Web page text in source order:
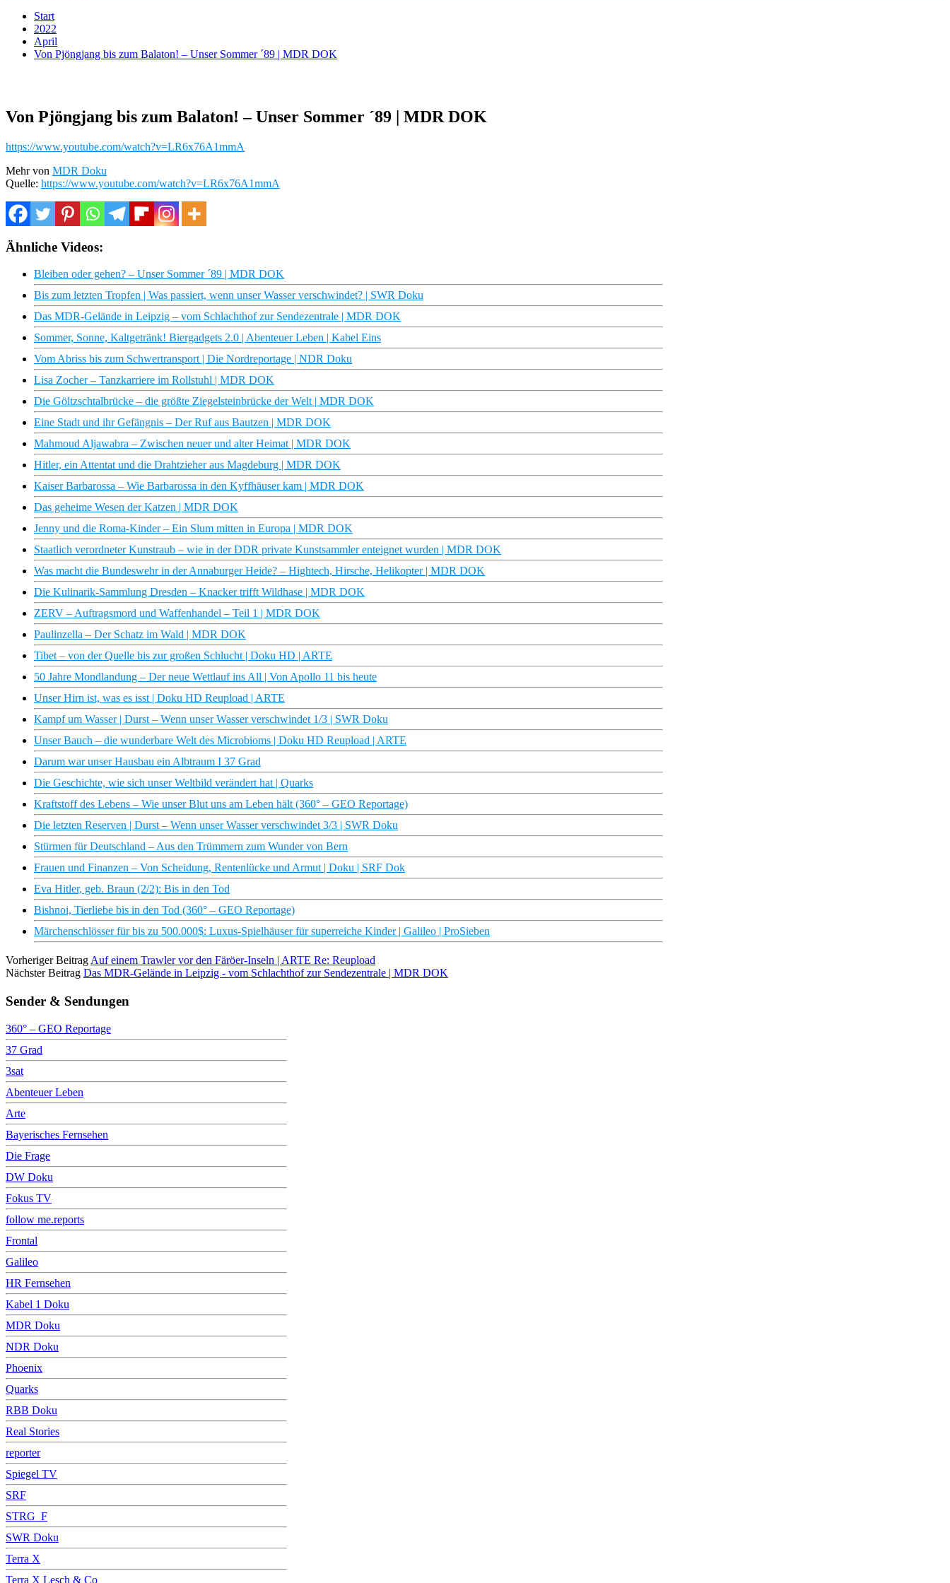
Start
2022
April
Von Pjöngjang bis zum Balaton! – Unser Sommer ´89 | MDR DOK
Von Pjöngjang bis zum Balaton! – Unser Sommer ´89 | MDR DOK
https://www.youtube.com/watch?v=LR6x76A1mmA
Mehr von MDR Doku
Quelle: https://www.youtube.com/watch?v=LR6x76A1mmA
Ähnliche Videos:
Bleiben oder gehen? – Unser Sommer ´89 | MDR DOK
Bis zum letzten Tropfen | Was passiert, wenn unser Wasser verschwindet? | SWR Doku
Das MDR-Gelände in Leipzig – vom Schlachthof zur Sendezentrale | MDR DOK
Sommer, Sonne, Kaltgetränk! Biergadgets 2.0 | Abenteuer Leben | Kabel Eins
Vom Abriss bis zum Schwertransport | Die Nordreportage | NDR Doku
Lisa Zocher – Tanzkarriere im Rollstuhl | MDR DOK
Die Göltzschtalbrücke – die größte Ziegelsteinbrücke der Welt | MDR DOK
Eine Stadt und ihr Gefängnis – Der Ruf aus Bautzen | MDR DOK
Mahmoud Aljawabra – Zwischen neuer und alter Heimat | MDR DOK
Hitler, ein Attentat und die Drahtzieher aus Magdeburg | MDR DOK
Kaiser Barbarossa – Wie Barbarossa in den Kyffhäuser kam | MDR DOK
Das geheime Wesen der Katzen | MDR DOK
Jenny und die Roma-Kinder – Ein Slum mitten in Europa | MDR DOK
Staatlich verordneter Kunstraub – wie in der DDR private Kunstsammler enteignet wurden | MDR DOK
Was macht die Bundeswehr in der Annaburger Heide? – Hightech, Hirsche, Helikopter | MDR DOK
Die Kulinarik-Sammlung Dresden – Knacker trifft Wildhase | MDR DOK
ZERV – Auftragsmord und Waffenhandel – Teil 1 | MDR DOK
Paulinzella – Der Schatz im Wald | MDR DOK
Tibet – von der Quelle bis zur großen Schlucht | Doku HD | ARTE
50 Jahre Mondlandung – Der neue Wettlauf ins All | Von Apollo 11 bis heute
Unser Hirn ist, was es isst | Doku HD Reupload | ARTE
Kampf um Wasser | Durst – Wenn unser Wasser verschwindet 1/3 | SWR Doku
Unser Bauch – die wunderbare Welt des Microbioms | Doku HD Reupload | ARTE
Darum war unser Hausbau ein Albtraum I 37 Grad
Die Geschichte, wie sich unser Weltbild verändert hat | Quarks
Kraftstoff des Lebens – Wie unser Blut uns am Leben hält (360° – GEO Reportage)
Die letzten Reserven | Durst – Wenn unser Wasser verschwindet 3/3 | SWR Doku
Stürmen für Deutschland – Aus den Trümmern zum Wunder von Bern
Frauen und Finanzen – Von Scheidung, Rentenlücke und Armut | Doku | SRF Dok
Eva Hitler, geb. Braun (2/2): Bis in den Tod
Bishnoi, Tierliebe bis in den Tod (360° – GEO Reportage)
Märchenschlösser für bis zu 500.000$: Luxus-Spielhäuser für superreiche Kinder | Galileo | ProSieben
Vorheriger Beitrag Auf einem Trawler vor den Färöer-Inseln | ARTE Re: Reupload
Nächster Beitrag Das MDR-Gelände in Leipzig - vom Schlachthof zur Sendezentrale | MDR DOK
Sender & Sendungen
360° – GEO Reportage
37 Grad
3sat
Abenteuer Leben
Arte
Bayerisches Fernsehen
Die Frage
DW Doku
Fokus TV
follow me.reports
Frontal
Galileo
HR Fernsehen
Kabel 1 Doku
MDR Doku
NDR Doku
Phoenix
Quarks
RBB Doku
Real Stories
reporter
Spiegel TV
SRF
STRG_F
SWR Doku
Terra X
Terra X Lesch & Co